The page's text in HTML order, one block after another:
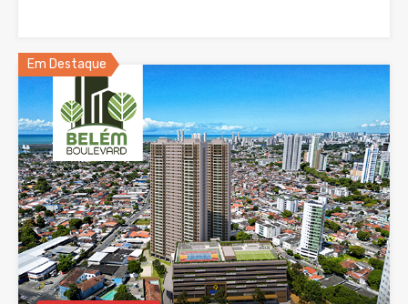
Em Destaque